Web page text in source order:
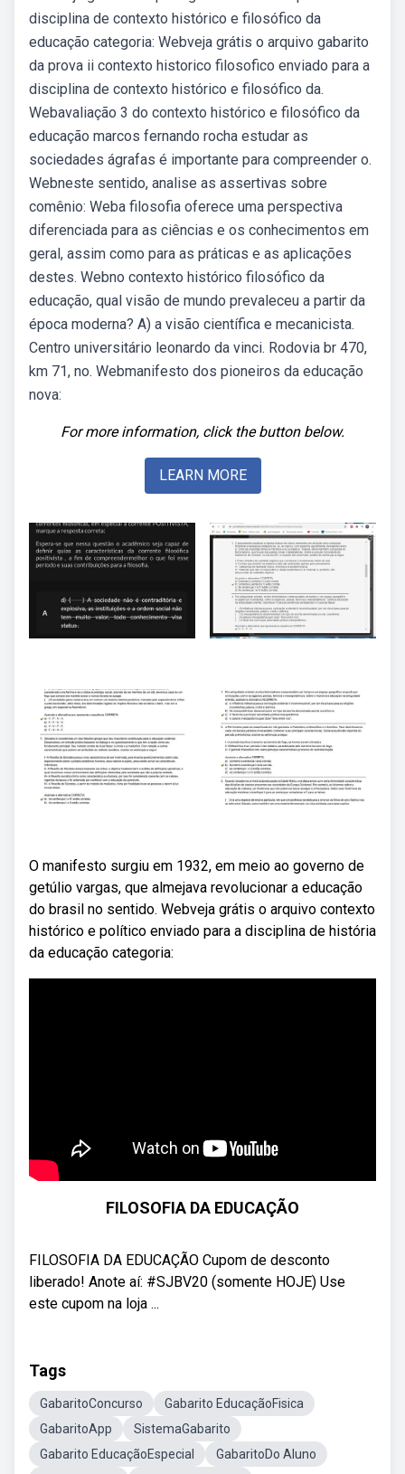
disciplina de contexto histórico e filosófico da
educação categoria: Webveja grátis o arquivo gabarito
da prova ii contexto historico filosofico enviado para a
disciplina de contexto histórico e filosófico da.
Webavaliação 3 do contexto histórico e filosófico da
educação marcos fernando rocha estudar as
sociedades ágrafas é importante para compreender o.
Webneste sentido, analise as assertivas sobre
comênio: Weba filosofia oferece uma perspectiva
diferenciada para as ciências e os conhecimentos em
geral, assim como para as práticas e as aplicações
destes. Webno contexto histórico filosófico da
educação, qual visão de mundo prevaleceu a partir da
época moderna? A) a visão científica e mecanicista.
Centro universitário leonardo da vinci. Rodovia br 470,
km 71, no. Webmanifesto dos pioneiros da educação
nova:
For more information, click the button below.
LEARN MORE
O manifesto surgiu em 1932, em meio ao governo de
getúlio vargas, que almejava revolucionar a educação
do brasil no sentido. Webveja grátis o arquivo contexto
histórico e político enviado para a disciplina de história
da educação categoria:
FILOSOFIA DA EDUCAÇÃO
FILOSOFIA DA EDUCAÇÃO Cupom de desconto
liberado! Anote aí: #SJBV20 (somente HOJE) Use
este cupom na loja ...
Tags
GabaritoConcurso
Gabarito EducaçãoFisica
GabaritoApp
SistemaGabarito
Gabarito EducaçãoEspecial
GabaritoDo Aluno